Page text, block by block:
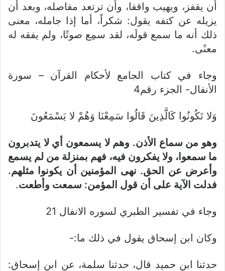
أن يقفز، ويهيب واقفا، وأن ترتعد مفاصله، وبعد أن
يزيله عن كتفه يقول: شكراً، أما إذا جامله، معنى
ذلك أنه ما سمع قولَه، لقد سمِع صوتًا، ولم يفقه له
معنًى.
وجاء في كتاب الجامع لأحكام القرآن – سورة
الأنفال- الجزء رقم4
وَلا تَكُونُوا كَالَّذِينَ قَالُوا سَمِعْنَا وَهُمْ لا يَسْمَعُونَ
وهو من سماع الأذن. وهم لا يسمعون أي لا يتدبرون
ما سمعوا، ولا يفكرون فيه، فهم بمنزلة من لم يسمع
وأعرض عن الحق. نهى المؤمنين أن يكونوا مثلهم.
فدلت الآية على أن قول المؤمن: سمعت وأطعت.
وجاء في تفسير الطبري لسوره الانفال 21
وكان ابن إسحاق يقول في ذلك ما:-
حدثنا ابن حميد قال، حدثنا سلمة، عن ابن إسحاق: